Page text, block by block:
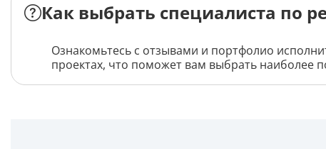
Как выбрать специалиста по
Ознакомьтесь с отзывами и портфолио
проектах, что поможет вам выбрать наиболее